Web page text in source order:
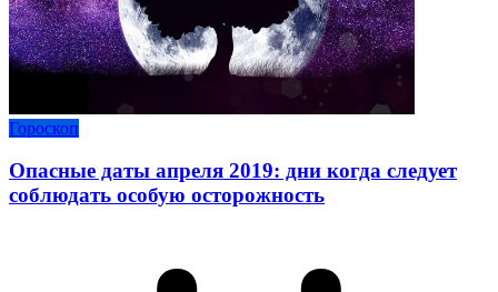
Гороскоп
Опасные даты апреля 2019: дни когда следует
соблюдать особую осторожность